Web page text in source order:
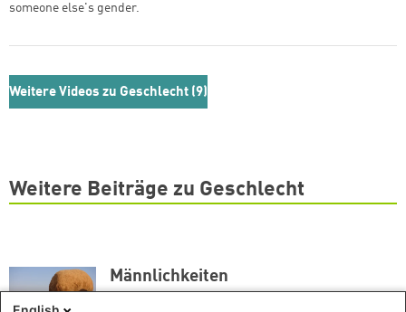
someone else's gender.
Weitere Videos zu Geschlecht (9)
Weitere Beiträge zu Geschlecht
Männlichkeiten